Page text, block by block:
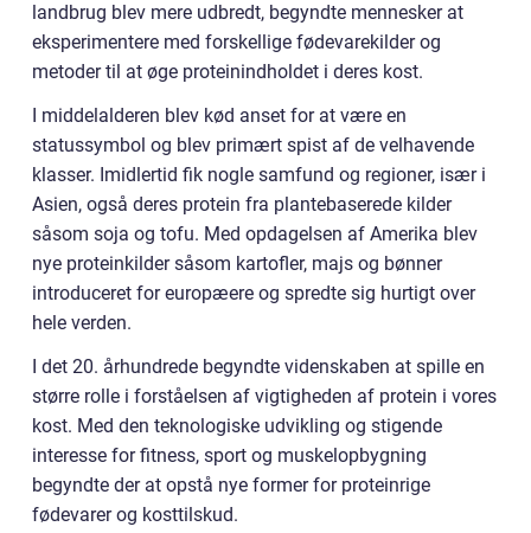
landbrug blev mere udbredt, begyndte mennesker at
eksperimentere med forskellige fødevarekilder og
metoder til at øge proteinindholdet i deres kost.
I middelalderen blev kød anset for at være en
statussymbol og blev primært spist af de velhavende
klasser. Imidlertid fik nogle samfund og regioner, især i
Asien, også deres protein fra plantebaserede kilder
såsom soja og tofu. Med opdagelsen af Amerika blev
nye proteinkilder såsom kartofler, majs og bønner
introduceret for europæere og spredte sig hurtigt over
hele verden.
I det 20. århundrede begyndte videnskaben at spille en
større rolle i forståelsen af vigtigheden af protein i vores
kost. Med den teknologiske udvikling og stigende
interesse for fitness, sport og muskelopbygning
begyndte der at opstå nye former for proteinrige
fødevarer og kosttilskud.